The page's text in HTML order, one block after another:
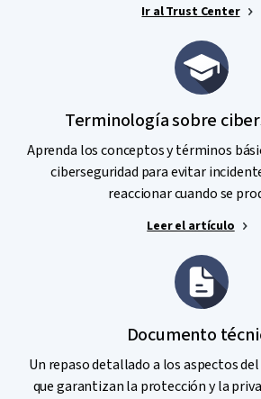
Ir al Trust Center
Terminología sobre
Aprenda los conceptos y términos
ciberseguridad para evitar
reaccionar cuando se
Leer el artículo
Documento
Un repaso detallado a los aspectos
que garantizan la protección y la